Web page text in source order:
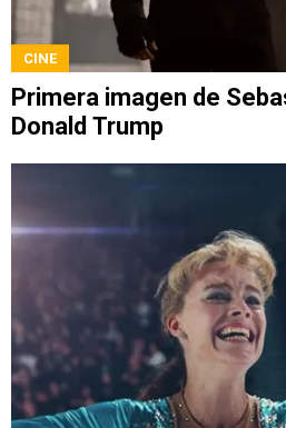
CINE
Primera imagen de
Donald Trump